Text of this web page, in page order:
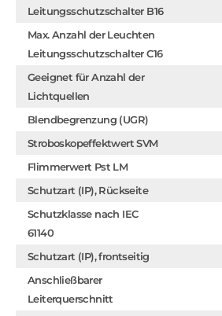
Leitungsschutzschalter B16
Max. Anzahl der Leuchten
Leitungsschutzschalter C16
Geeignet für Anzahl der
Lichtquellen
Blendbegrenzung (UGR)
Stroboskopeffektwert SVM
Flimmerwert Pst LM
Schutzart (IP), Rückseite
Schutzklasse nach IEC
61140
Schutzart (IP), frontseitig
Anschließbarer
Leiterquerschnitt